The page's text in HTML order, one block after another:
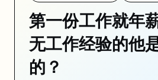
今天小编就带大家面对面对地走进Liam的
第一份工作就年
无工作经验的他
的？